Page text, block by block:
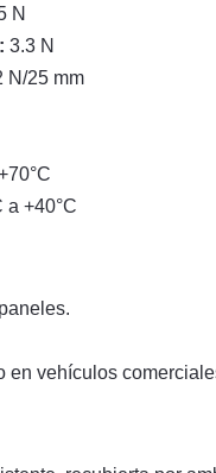
N
3.3 N
N/25 mm
a +40°C
en vehículos